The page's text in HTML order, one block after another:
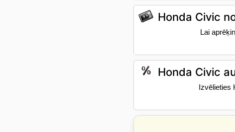
Honda Civic
Lai
Honda Civic
Izvēlieties